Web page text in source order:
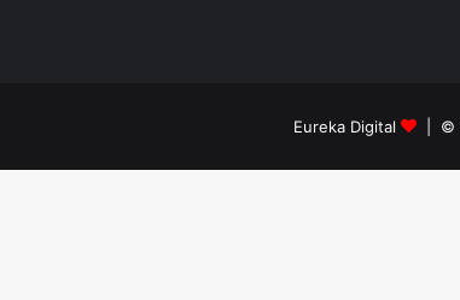
Eureka Digital